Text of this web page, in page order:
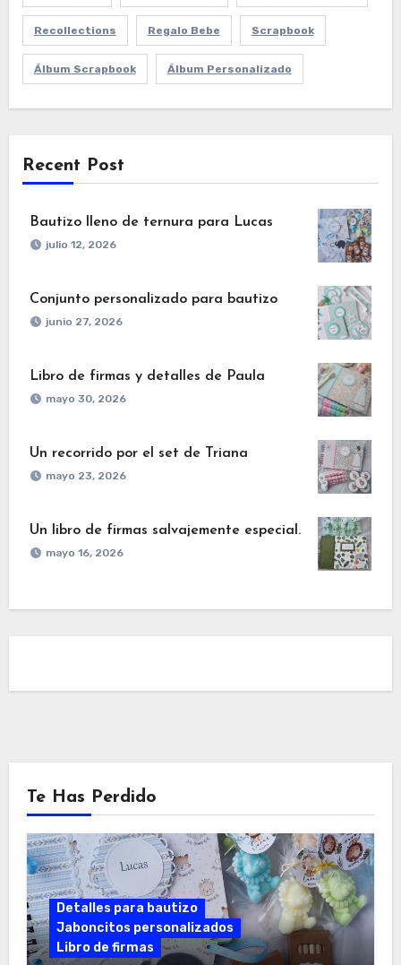
Recollections Regalo Bebe Scrapbook
Álbum Scrapbook Álbum Personalizado
Recent Post
Bautizo lleno de ternura para Lucas
julio 12, 2026
Conjunto personalizado para bautizo
junio 27, 2026
Libro de firmas y detalles de Paula
mayo 30, 2026
Un recorrido por el set de Triana
mayo 23, 2026
Un libro de firmas salvajemente especial.
mayo 16, 2026
Te Has Perdido
Detalles para bautizo
Jaboncitos personalizados
Libro de firmas